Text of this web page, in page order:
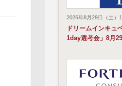
2026年8月29日（土）
ドリームインキュ
1day選考会」8月